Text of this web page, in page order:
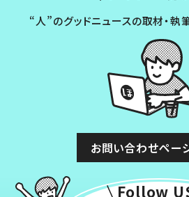
“人”のグッドニュースの取材・執
お問い合わせペー
Follow